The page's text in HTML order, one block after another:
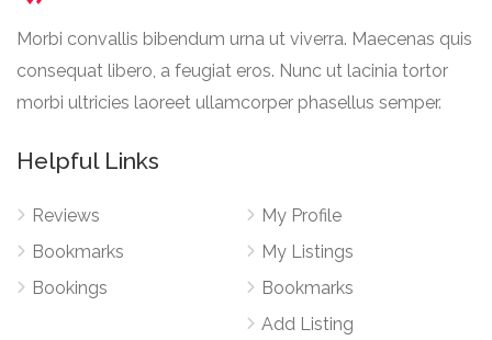
Morbi convallis bibendum urna ut viverra. Maecenas quis
consequat libero, a feugiat eros. Nunc ut lacinia tortor
morbi ultricies laoreet ullamcorper phasellus semper.
Helpful Links
Reviews
Bookmarks
Bookings
My Profile
My Listings
Bookmarks
Add Listing